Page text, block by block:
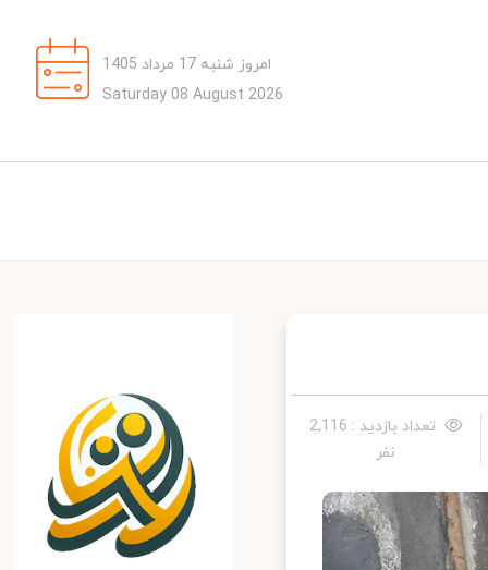
امروز شنبه 17 مرداد 1405
Saturday 08 August 2026
تعداد بازدید : 2,116
نفر